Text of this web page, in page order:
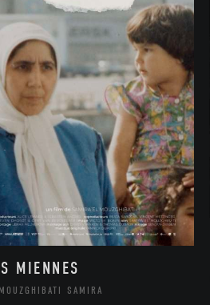
MIENNES
SAMIRA